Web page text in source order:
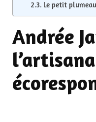
Le petit
Andrée